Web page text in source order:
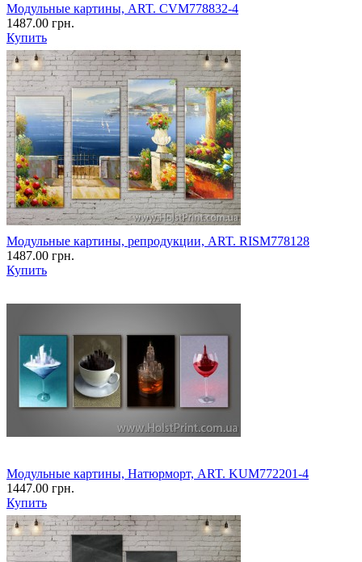
Модульные картины, ART. CVM778832-4
1487.00 грн.
Купить
Модульные картины, репродукции, ART. RISM778128
1487.00 грн.
Купить
Модульные картины, Натюрморт, ART. KUM772201-4
1447.00 грн.
Купить